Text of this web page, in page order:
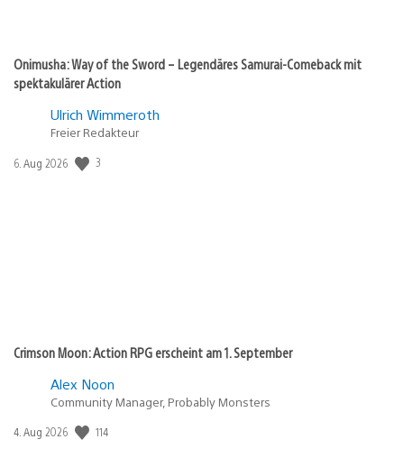
Onimusha: Way of the Sword – Legendäres Samurai-Comeback mit
spektakulärer Action
Ulrich Wimmeroth
Freier Redakteur
Veröffentlichungsdatum:
6. Aug 2026 3
Crimson Moon: Action RPG erscheint am 1. September
Alex Noon
Community Manager, Probably Monsters
Veröffentlichungsdatum:
4. Aug 2026 114